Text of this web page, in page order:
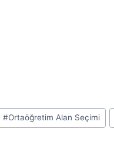
#Ortaöğretim Alan Seçimi